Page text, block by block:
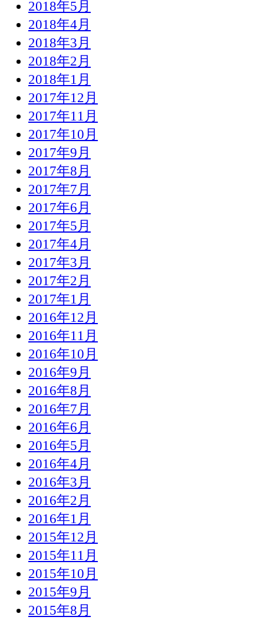
2018年5月
2018年4月
2018年3月
2018年2月
2018年1月
2017年12月
2017年11月
2017年10月
2017年9月
2017年8月
2017年7月
2017年6月
2017年5月
2017年4月
2017年3月
2017年2月
2017年1月
2016年12月
2016年11月
2016年10月
2016年9月
2016年8月
2016年7月
2016年6月
2016年5月
2016年4月
2016年3月
2016年2月
2016年1月
2015年12月
2015年11月
2015年10月
2015年9月
2015年8月